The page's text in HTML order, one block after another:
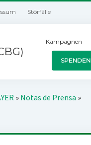
Störfälle
Kampagnen
SPENDEN
» Notas de Prensa »